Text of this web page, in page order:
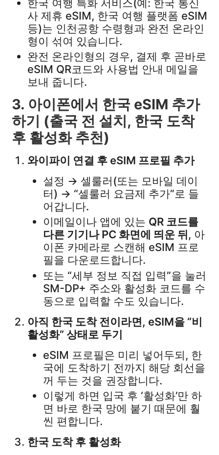
한국 여행 특화 서비스(예: 한국 통신
사 제휴 eSIM, 한국 여행 플랫폼 eSIM
등)는 인천공항 수령형과 완전 온라인
형이 섞여 있습니다.​
완전 온라인형의 경우, 결제 후 곧바로
eSIM QR코드와 사용법 안내 메일을
보내 줍니다.​
3. 아이폰에서 한국 eSIM 추가
하기 (출국 전 설치, 한국 도착
후 활성화 추천)
와이파이 연결 후 eSIM 프로필 추가
설정 → 셀룰러(또는 모바일 데이
터) → “셀룰러 요금제 추가”로 들
어갑니다.​
이메일이나 앱에 있는 QR 코드를
다른 기기나 PC 화면에 띄운 뒤 , 아
이폰 카메라로 스캔해 eSIM 프로
필을 다운로드합니다.​
또는 “세부 정보 직접 입력”을 눌러
SM-DP+ 주소와 활성화 코드를 수
동으로 입력할 수도 있습니다.​
아직 한국 도착 전이라면, eSIM을 “비
활성화” 상태로 두기
eSIM 프로필은 미리 넣어두되, 한
국에 도착하기 전까지 해당 회선을
꺼 두는 것을 권장합니다.​
이렇게 하면 입국 후 ‘활성화’만 하
면 바로 한국 망에 붙기 때문에 훨
씬 편합니다.​
한국 도착 후 활성화